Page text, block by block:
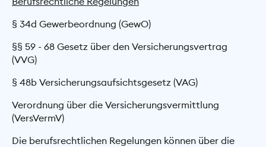
§ 34d Gewerbeordnung (GewO)
§§ 59 - 68 Gesetz über den Versicherungs­vertrag
(VVG)
§ 48b Versicherungsaufsichtsgesetz (VAG)
Verordnung über die Versicherungsvermittlung
(VersVermV)
Die berufsrechtlichen Regelungen können über die